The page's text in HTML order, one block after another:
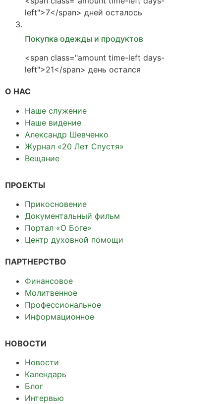
left">7</span> дней осталось
Покупка одежды и продуктов
<span class="amount time-left days-
left">21</span> день остался
О НАС
Наше служение
Наше видение
Александр Шевченко
Журнал «20 Лет Спустя»
Вещание
ПРОЕКТЫ
Прикосновение
Документальный фильм
Портал «О Боге»
Центр духовной помощи
ПАРТНЕРСТВО
Финансовое
Молитвенное
Профессиональное
Информационное
НОВОСТИ
Новости
Календарь
Блог
Интервью